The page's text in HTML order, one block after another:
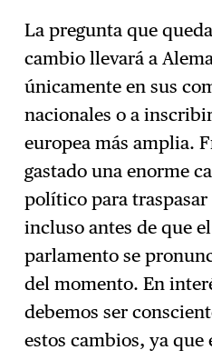
La pregunta que
cambio llevará a
únicamente en sus
nacionales o a
europea más amplia.
gastado una enorme
político para traspasar
incluso antes de que
parlamento se
del momento. En
debemos ser
estos cambios, ya que